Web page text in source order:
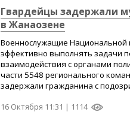
Гвардейцы задержали
в Жанаозене
Военнослужащие Национальной
эффективно выполнять задачи
взаимодействия с органами
части 5548 регионального
задержали гражданина с
16 Октября 11:31 | 1114